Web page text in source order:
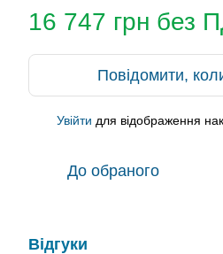
16 747 грн без
Повідомити,
Увійти для відображення
До обраного
Відгуки